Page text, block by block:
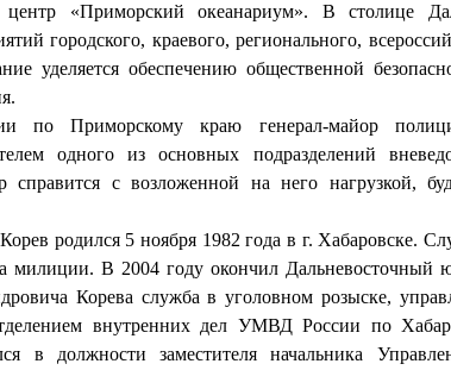
центр «Приморский океанариум». В столице
городского, краевого, регионального,
уделяется обеспечению общественной
по Приморскому краю генерал-майор
одного из основных подразделений
справится с возложенной на него нагрузкой,
родился 5 ноября 1982 года в г. Хабаровске.
милиции. В 2004 году окончил
Корева служба в уголовном розыске,
внутренних дел УМВД России по
в должности заместителя начальника